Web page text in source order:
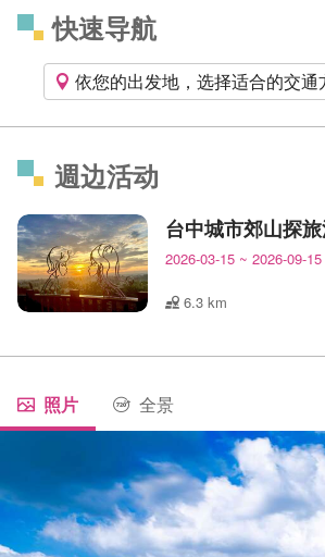
快速导航
依您的出发地，选择适合的交通
週边活动
2026-03-15 ~ 2026-09-15
6.3 km
照片 全景